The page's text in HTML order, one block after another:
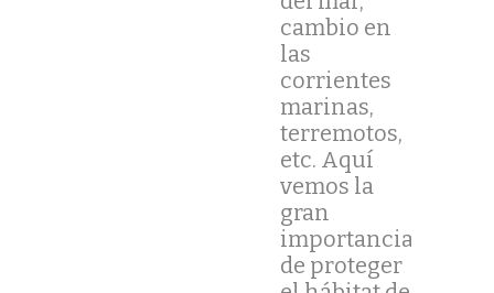
cambio en
las
corrientes
marinas,
terremotos,
etc. Aquí
vemos la
gran
importancia
de proteger